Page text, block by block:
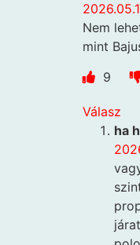
Nem
mint
9
Válasz
ha